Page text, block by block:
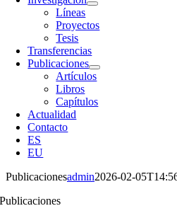
Líneas
Proyectos
Tesis
Transferencias
Publicaciones
Artículos
Libros
Capítulos
Actualidad
Contacto
ES
EU
Publicacionesadmin2026-02-
Publicaciones